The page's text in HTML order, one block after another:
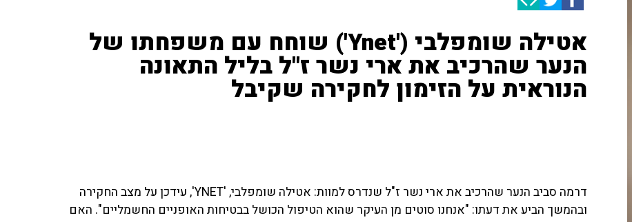
אטילה שומפלבי ('Ynet') שוחח עם משפחתו של
הנער שהרכיב את ארי נשר ז"ל בליל התאונה
הנוראית על הזימון לחקירה שקיבל
דרמה סביב הנער שהרכיב את ארי נשר ז"ל שנדרס למוות: אטילה שומפלבי, 'YNET', עידכן על מצב החקירה
ובהמשך הביע את דעתו: "אנחנו סוטים מן העיקר שהוא הטיפול הכושל בבטיחות האופניים החשמליים". האם